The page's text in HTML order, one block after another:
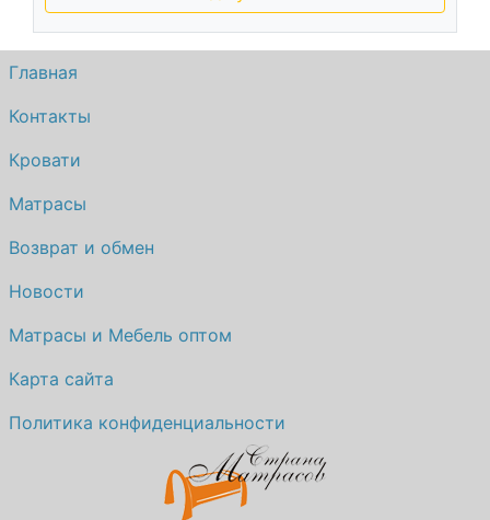
Главная
Контакты
Кровати
Матрасы
Возврат и обмен
Новости
Матрасы и Мебель оптом
Карта сайта
Политика конфиденциальности